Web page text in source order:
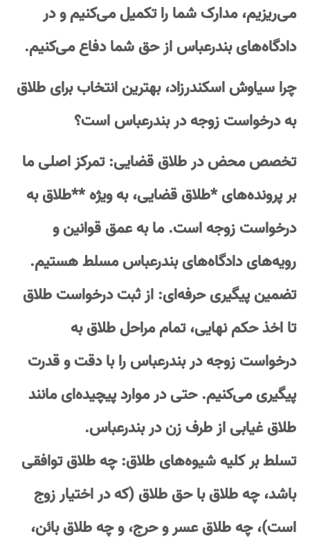
می‌ریزیم، مدارک شما را تکمیل می‌کنیم و در
دادگاه‌های بندرعباس از حق شما دفاع می‌کنیم.
چرا سیاوش اسکندرزاد، بهترین انتخاب برای طلاق
به درخواست زوجه در بندرعباس است؟
تخصص محض در طلاق قضایی: تمرکز اصلی ما
بر پرونده‌های *طلاق قضایی، به ویژه **طلاق به
درخواست زوجه است. ما به عمق قوانین و
رویه‌های دادگاه‌های بندرعباس مسلط هستیم.
تضمین پیگیری حرفه‌ای: از ثبت درخواست طلاق
تا اخذ حکم نهایی، تمام مراحل طلاق به
درخواست زوجه در بندرعباس را با دقت و قدرت
پیگیری می‌کنیم. حتی در موارد پیچیده‌ای مانند
طلاق غیابی از طرف زن در بندرعباس.
تسلط بر کلیه شیوه‌های طلاق: چه طلاق توافقی
باشد، چه طلاق با حق طلاق (که در اختیار زوج
است)، چه طلاق عسر و حرج، و چه طلاق بائن،